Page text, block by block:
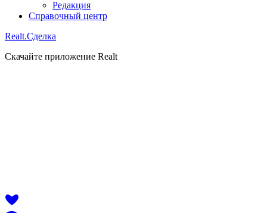
Редакция
Справочный центр
Realt.Сделка
Скачайте приложение Realt